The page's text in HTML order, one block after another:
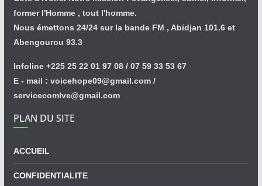
former l'Homme , tout l'homme.
Nous émettons 24/24 sur la bande FM , Abidjan 101.6 et
Abengourou 93.3
Infoline +225 25 22 01 97 08 / 07 59 33 53 67
E - mail : voicehope09@gmail.com /
servicecomlve@gmail.com
PLAN DU SITE
ACCUEIL
CONFIDENTIALITE